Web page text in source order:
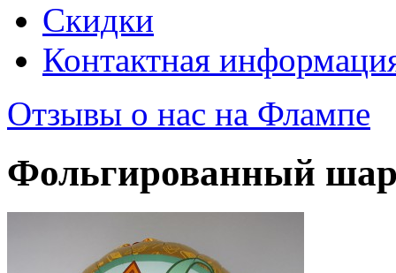
Скидки
Контактная
Отзывы о нас на Флампе
Фольгированный